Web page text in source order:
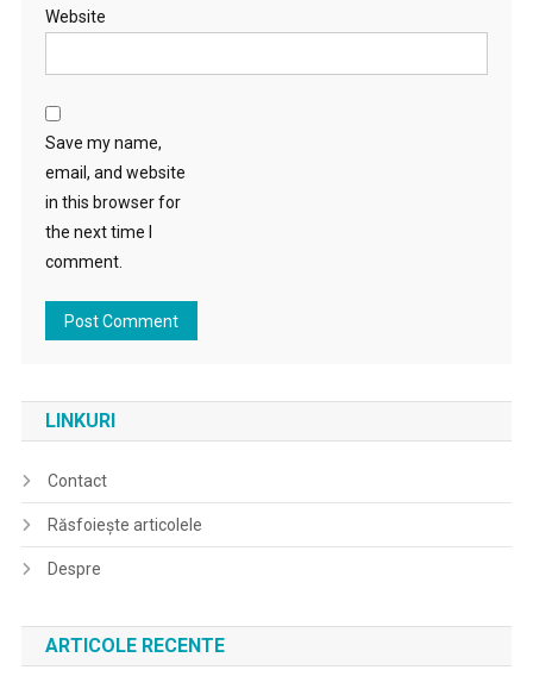
Website
Save my name,
email, and website
in this browser for
the next time I
comment.
LINKURI
Contact
Răsfoiește articolele
Despre
ARTICOLE RECENTE